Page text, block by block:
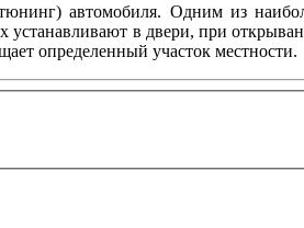
автомобиля. Одним из
в двери, при
определенный участок местности.